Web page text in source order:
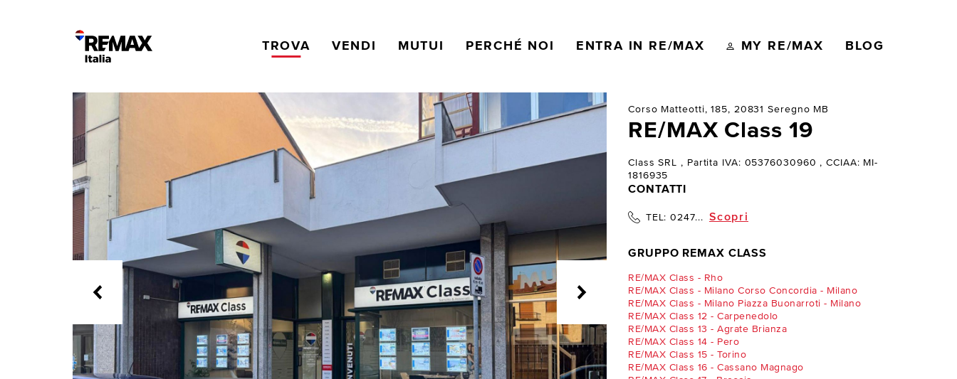
TROVA VENDI MUTUI PERCHÉ NOI ENTRA IN RE/MAX MY RE/MAX BLOG
Corso Matteotti, 185, 20831 Seregno MB
RE/MAX Class 19
Class SRL , Partita IVA: 05376030960 , CCIAA: MI-
1816935
CONTATTI
TEL: 0247... Scopri
GRUPPO REMAX CLASS
RE/MAX Class - Rho
RE/MAX Class - Milano Corso Concordia - Milano
RE/MAX Class - Milano Piazza Buonarroti - Milano
RE/MAX Class 12 - Carpenedolo
RE/MAX Class 13 - Agrate Brianza
RE/MAX Class 14 - Pero
RE/MAX Class 15 - Torino
RE/MAX Class 16 - Cassano Magnago